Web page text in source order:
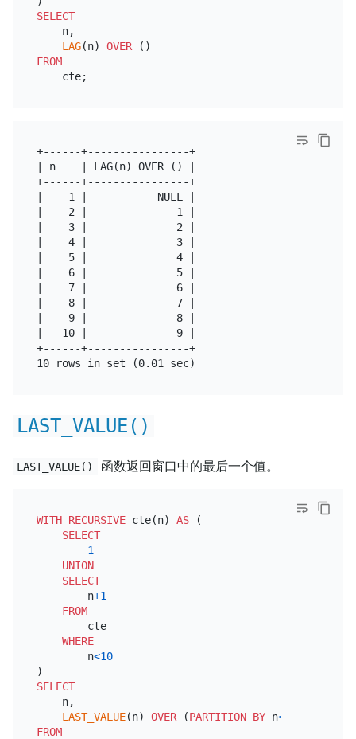
SELECT
    n,
LAG(n) OVER
FROM
+------+----------------+
| n    | LAG(n) OVER () |
+------+----------------+
|    1 |           NULL |
|    2 |              1 |
|    3 |              2 |
|    4 |              3 |
|    5 |              4 |
|    6 |              5 |
|    7 |              6 |
|    8 |              7 |
|    9 |              8 |
|   10 |              9 |
+------+----------------+
LAST_VALUE()
LAST_VALUE() 函数返回窗口中的最后一个值。
WITH RECURSIVE cte(n) AS (
SELECT
1
UNION
SELECT
        n
+1
FROM
        cte
WHERE
        n
<10
SELECT
    n,
LAST_VALUE(n) OVER (PARTITION BY n<=
FROM